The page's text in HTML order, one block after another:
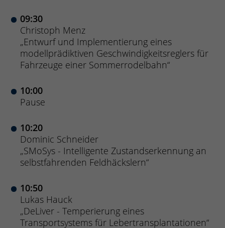
09:30
Christoph Menz
„Entwurf und Implementierung eines
modellprädiktiven Geschwindigkeitsreglers für
Fahrzeuge einer Sommerrodelbahn“
10:00
Pause
10:20
Dominic Schneider
„SMoSys - Intelligente Zustandserkennung an
selbstfahrenden Feldhäckslern“
10:50
Lukas Hauck
„DeLiver - Temperierung eines
Transportsystems für Lebertransplantationen“